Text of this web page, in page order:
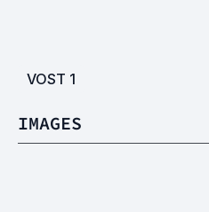
VOST 1
IMAGES